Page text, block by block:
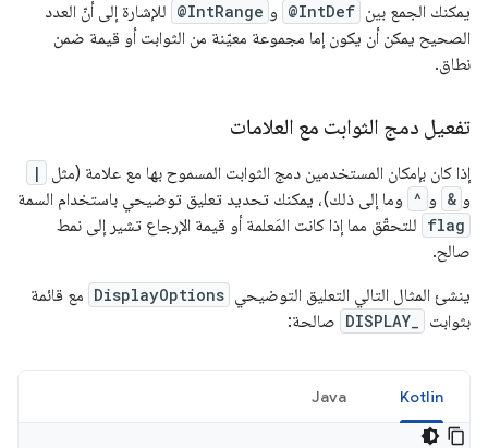
يمكنك الجمع بين @IntDef و @IntRange للإشارة إلى أنّ العدد
الصحيح يمكن أن يكون إما مجموعة معيّنة من الثوابت أو قيمة ضمن
نطاق.
تفعيل دمج الثوابت مع العلامات
إذا كان بإمكان المستخدمين دمج الثوابت المسموح بها مع علامة (مثل |
و & و ^ وما إلى ذلك)، يمكنك تحديد تعليق توضيحي باستخدام السمة
flag للتحقّق مما إذا كانت المَعلمة أو قيمة الإرجاع تشير إلى نمط
صالح.
ينشئ المثال التالي التعليق التوضيحي DisplayOptions مع قائمة
بثوابت
DISPLAY_ صالحة:
Kotlin
Java